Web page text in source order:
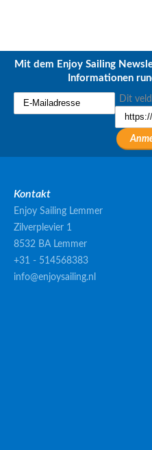
Mit dem Enjoy Sailing
Informationen
Dit
Kontakt
Enjoy Sailing Lemmer
Zilverplevier 1
8532 BA Lemmer
+31 - 514568383
info@enjoysailing.nl